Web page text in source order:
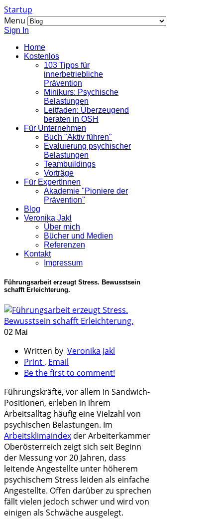
Startup
Menu
Sign In
Home
Kostenlos
103 Tipps für
innerbetriebliche
Prävention
Minikurs: Psychische
Belastungen
Leitfaden: Überzeugend
beraten in OSH
Für Unternehmen
Buch "Aktiv führen"
Evaluierung psychischer
Belastungen
Teambuildings
Vorträge
Für ExpertInnen
Akademie "Pioniere der
Prävention"
Blog
Veronika Jakl
Über mich
Bücher und Medien
Referenzen
Kontakt
Impressum
Führungsarbeit erzeugt Stress. Bewusstsein
schafft Erleichterung.
02 Mai
Written by Veronika Jakl
Print , Email
Be the first to comment!
Führungskräfte, vor allem in Sandwich-
Positionen, erleben in ihrem
Arbeitsalltag häufig eine Vielzahl von
psychischen Belastungen. Im
Arbeitsklimaindex der Arbeiterkammer
Oberösterreich zeigt sich seit Beginn
der Messung vor 20 Jahren, dass
leitende Angestellte unter höherem
psychischem Stress leiden als einfache
Angestellte. Offen darüber zu sprechen
fällt vielen jedoch schwer und wird von
einigen als Schwäche ausgelegt.